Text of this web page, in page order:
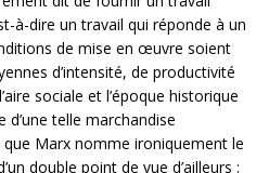
à-dire un travail qui réponde à un
de mise en œuvre soient
d’intensité, de productivité
sociale et l’époque historique
d’une telle marchandise
Marx nomme ironiquement le
double point de vue d’ailleurs :